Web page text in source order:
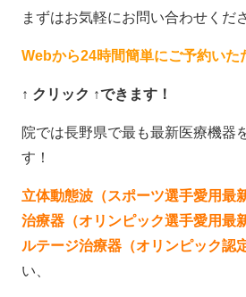
まずはお気軽にお問い合わせくだ
Webから24時間簡単にご予約いた
↑ クリック ↑できます！
院では長野県で最も最新医療機器
す！
立体動態波（スポーツ選手愛用最
治療器（オリンピック選手愛用最
ルテージ治療器（オリンピック認
い、